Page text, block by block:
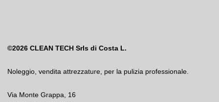
©2026 CLEAN TECH Srls di Costa L.
Noleggio, vendita attrezzature, per la pulizia professionale.
Via Monte Grappa, 16